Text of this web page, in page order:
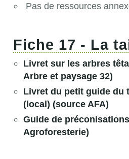
Pas de ressources
Fiche 17 - La
Livret sur les arbres
Arbre et paysage 32)
Livret du petit guide du
(local) (source AFA)
Guide de
Agroforesterie)